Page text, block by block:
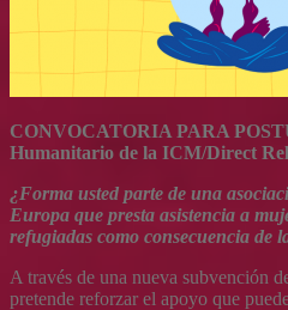
CONVOCATORIA PARA
Humanitario de la ICM/Direct
¿Forma usted parte de una
Europa que presta asistencia a
refugiadas como consecuencia de
A través de una nueva subvención
pretende reforzar el apoyo que